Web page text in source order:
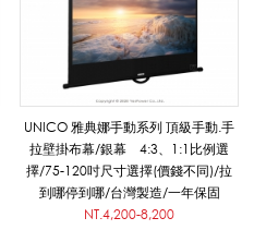
UNICO 雅典娜手動系列 頂級手動.手
拉壁掛布幕/銀幕 4:3、1:1比例選
擇/75-120吋尺寸選擇(價錢不同)/拉
到哪停到哪/台灣製造/一年保固
NT.4,200-8,200